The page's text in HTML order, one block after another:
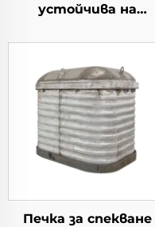
устойчива на
Печка за спекване